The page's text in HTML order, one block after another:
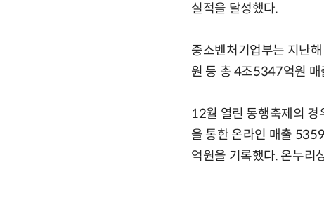
실적을 달성했다.
중소벤처기업부는 지난
원 등 총 4조5347억원
12월 열린 동행축제의 경
을 통한 온라인 매출
억원을 기록했다. 온누리